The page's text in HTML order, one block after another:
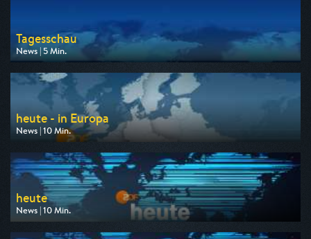
Tagesschau
News | 5 Min.
Ausgestrahlt von ARD
am 10.08.2026, 09:00
heute - in Europa
News | 10 Min.
Ausgestrahlt von ZDF
am 10.08.2026, 16:00
heute
News | 10 Min.
Ausgestrahlt von ZDF
am 10.08.2026, 17:00